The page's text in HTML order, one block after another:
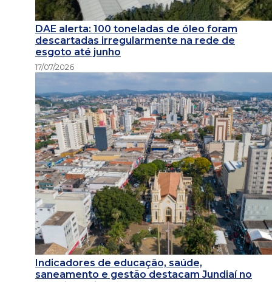
DAE alerta: 100 toneladas de óleo foram
descartadas irregularmente na rede de
esgoto até junho
17/07/2026
Indicadores de educação, saúde,
saneamento e gestão destacam Jundiaí no